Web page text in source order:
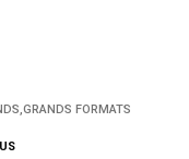
,GRANDS FORMATS